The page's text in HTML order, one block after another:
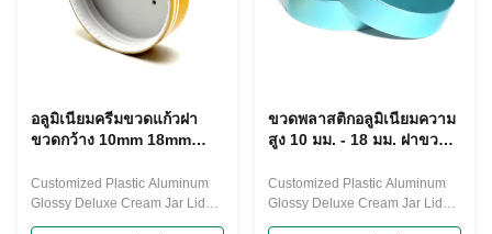
อลูมิเนียมครีมขวดแก้วฝา
ขวดกว้าง 10mm 18mm
Customized Plastic Aluminum
Glossy Deluxe Cream Jar Lids
Wide Mouth Glass Jars
ขวดพลาสติกอลูมิเนียมความ
สูง 10 มม. - 18 มม. ฝาขวด
Customized Plastic Aluminum
Glossy Deluxe Cream Jar Lids
Wide Mouth Glass Jars